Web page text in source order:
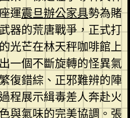
運震旦辦公家具勢為賭
器的荒唐戰爭，正式打
光芒在林天秤咖啡館上
一個不斷旋轉的怪異氣
復錯綜、正邪難辨的陣
程展示緝毒差人奔赴火
與氣味的完美協調。張